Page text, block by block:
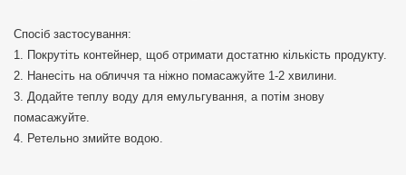
Спосіб застосування:
1. Покрутіть контейнер, щоб отримати достатню кількість продукту.
2. Нанесіть на обличчя та ніжно помасажуйте 1-2 хвилини.
3. Додайте теплу воду для емульгування, а потім знову
помасажуйте.
4. Ретельно змийте водою.